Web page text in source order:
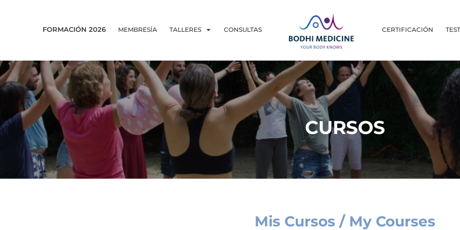
FORMACIÓN 2026 MEMBRESÍA TALLERES CONSULTAS CERTIFICACIÓN
CURSOS
Mis Cursos / My Courses